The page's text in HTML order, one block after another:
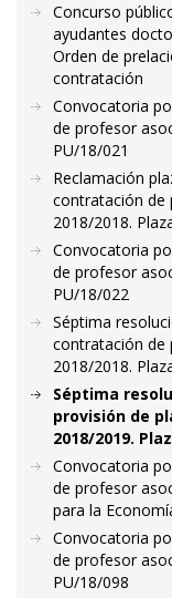
Concurso
ayudantes
Orden de
contratación
Convocatoria
de profesor
PU/18/021
Reclamación
contratación de
2018/2018.
Convocatoria
de profesor
PU/18/022
Séptima
contratación de
2018/2018.
Séptima
provisión de
2018/2019.
Convocatoria
de profesor
para la
Convocatoria
de profesor
PU/18/098